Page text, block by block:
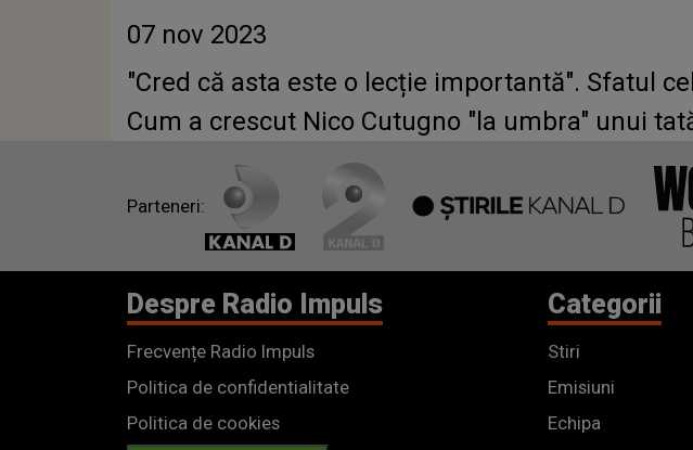
07 nov 2023
"Cred că asta este o lecție importantă". Sfatul
Cum a crescut Nico Cutugno "la umbra" unui
Parteneri:
Despre Radio Impuls
Frecvențe Radio Impuls
Politica de confidentialitate
Politica de cookies
Categorii
Stiri
Emisiuni
Echipa